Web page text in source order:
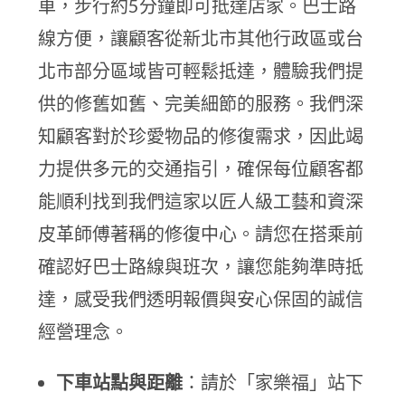
車，步行約5分鐘即可抵達店家。巴士路
線方便，讓顧客從新北市其他行政區或台
北市部分區域皆可輕鬆抵達，體驗我們提
供的修舊如舊、完美細節的服務。我們深
知顧客對於珍愛物品的修復需求，因此竭
力提供多元的交通指引，確保每位顧客都
能順利找到我們這家以匠人級工藝和資深
皮革師傅著稱的修復中心。請您在搭乘前
確認好巴士路線與班次，讓您能夠準時抵
達，感受我們透明報價與安心保固的誠信
經營理念。
下車站點與距離 ：請於「家樂福」站下